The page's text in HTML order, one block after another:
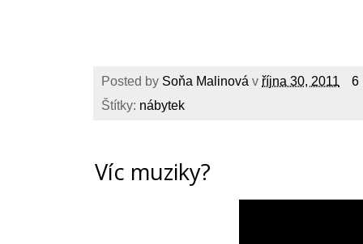
Posted by Soňa Malinová v října 30, 2011
6
Štítky: nábytek
Víc muziky?